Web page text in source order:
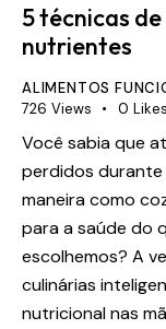
5 técnicas
nutrientes
ALIMENTOS
726 Views 0 Likes
Você sabia que
perdidos durante
maneira como
para a saúde do
escolhemos? A
culinárias
nutricional nas